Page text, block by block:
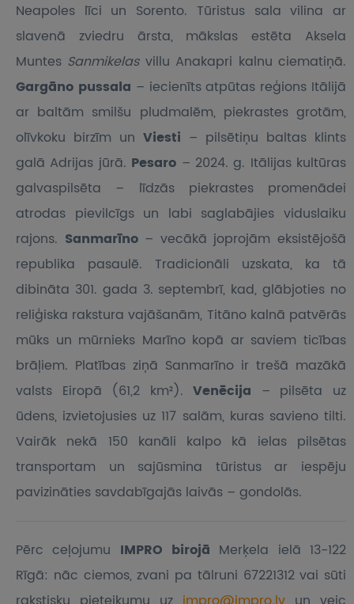
Neapoles līci un Sorento. Tūristus sala vilina ar
slavenā zviedru ārsta, mākslas estēta Aksela
Muntes Sanmikelas villu Anakapri kalnu ciematiņā.
Gargāno pussala – iecienīts atpūtas reģions Itālijā
ar baltām smilšu pludmalēm, piekrastes grotām,
olīvkoku birzīm un Viesti – pilsētiņu baltas klints
galā Adrijas jūrā. Pesaro – 2024. g. Itālijas kultūras
galvaspilsēta – līdzās piekrastes promenādei
atrodas pievilcīgs un labi saglabājies viduslaiku
rajons. Sanmarīno – vecākā joprojām eksistējošā
republika pasaulē. Tradicionāli uzskata, ka tā
dibināta 301. gada 3. septembrī, kad, glābjoties no
reliģiska rakstura vajāšanām, Titāno kalnā patvērās
mūks un mūrnieks Marīno kopā ar saviem ticības
brāļiem. Platības ziņā Sanmarīno ir trešā mazākā
valsts Eiropā (61,2 km²).Venēcija – pilsēta uz
ūdens, izvietojusies uz 117 salām, kuras savieno tilti.
Vairāk nekā 150 kanāli kalpo kā ielas pilsētas
transportam un sajūsmina tūristus ar iespēju
pavizināties savdabīgajās laivās – gondolās.
Pērc ceļojumu IMPRO birojā Merķela ielā 13-122
Rīgā: nāc ciemos, zvani pa tālruni 67221312 vai sūti